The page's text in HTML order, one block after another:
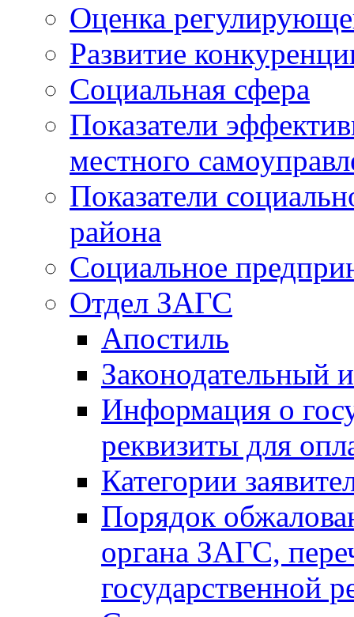
Оценка
Развитие
Социальная сфера
Показатели
местного
Показатели
района
Социальное
Отдел ЗАГС
Апостиль
Законодательный
Информация о
реквизиты для
Категории
Порядок
органа ЗАГС,
государственной